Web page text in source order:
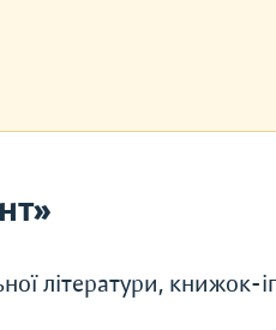
літератури, книжок-